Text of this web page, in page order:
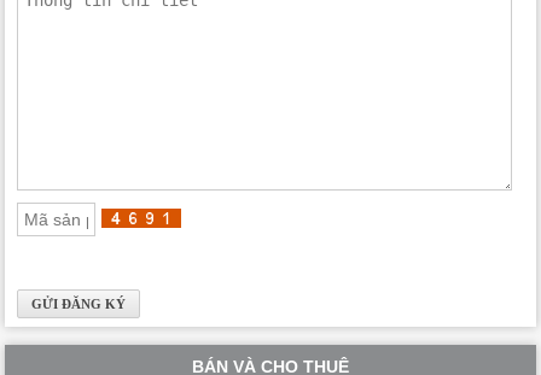
BÁN VÀ CHO THUÊ